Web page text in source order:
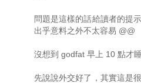
問題是這樣的話給讀者的提
出乎意料之外不太容易 @@
沒想到 godfat 早上 10 點才睡
先說說外交好了，其實這是